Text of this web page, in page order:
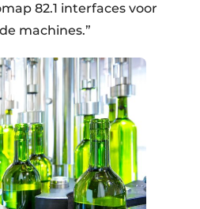
82.1 interfaces voor
machines.”